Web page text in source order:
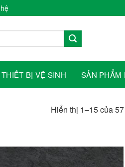
THIẾT BỊ VỆ SINH SẢN PHẨM
Hiển thị 1–15 của